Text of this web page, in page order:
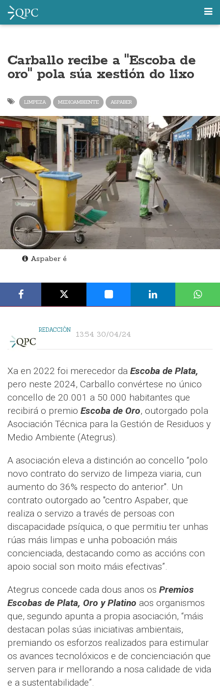
Carballo recibe a "Escoba de
oro" pola súa xestión do lixo
LIMPEZA MEDIOAMBIENTE ASPABER
Aspaber é
REDACCIÓN 13:54 30/04/24
Xa en 2022 foi merecedor da Escoba de Plata,
pero neste 2024, Carballo convértese no único
concello de 20.001 a 50.000 habitantes que
recibirá o premio Escoba de Oro, outorgado pola
Asociación Técnica para la Gestión de Residuos y
Medio Ambiente (Ategrus).
A asociación eleva a distinción ao concello “polo
novo contrato do servizo de limpeza viaria, cun
aumento do 36% respecto do anterior". Un
contrato outorgado ao "centro Aspaber, que
realiza o servizo a través de persoas con
discapacidade psíquica, o que permitiu ter unhas
rúas máis limpas e unha poboación máis
concienciada, destacando como as accións con
apoio social son moito máis efectivas”.
Ategrus concede cada dous anos os Premios
Escobas de Plata, Oro y Platino aos organismos
que, segundo apunta a propia asociación, “máis
destacan polas súas iniciativas ambientais,
premiando os esforzos realizados para estimular
os avances tecnolóxicos e de concienciación que
serven para ir mellorando a nosa calidade de vida
e a sustentabilidade”.